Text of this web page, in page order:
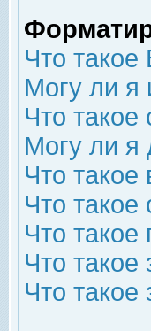
Что такое
Могу ли я
Что такое
Могу ли я
Что
Что такое
Что
Что
Что такое